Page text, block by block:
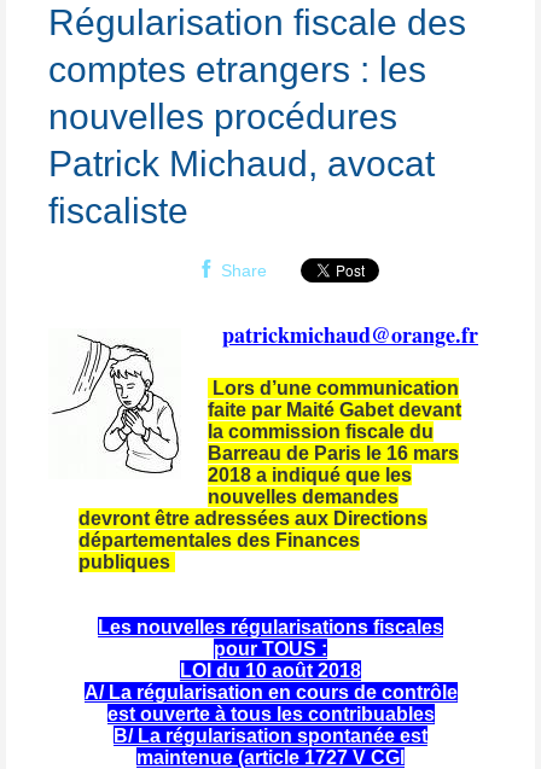
Régularisation fiscale des
comptes etrangers : les
nouvelles procédures
Patrick Michaud, avocat
fiscaliste
Share
patrickmichaud@orange.fr
Lors d’une communication
faite par Maité Gabet devant
la commission fiscale du
Barreau de Paris le 16 mars
2018 a indiqué que les
nouvelles demandes
devront être adressées aux Directions
départementales des Finances
publiques
Les nouvelles régularisations fiscales
pour TOUS :
LOI du 10 août 2018
A/ La régularisation en cours de contrôle
est ouverte à tous les contribuables
B/ La régularisation spontanée est
maintenue (article 1727 V CGI